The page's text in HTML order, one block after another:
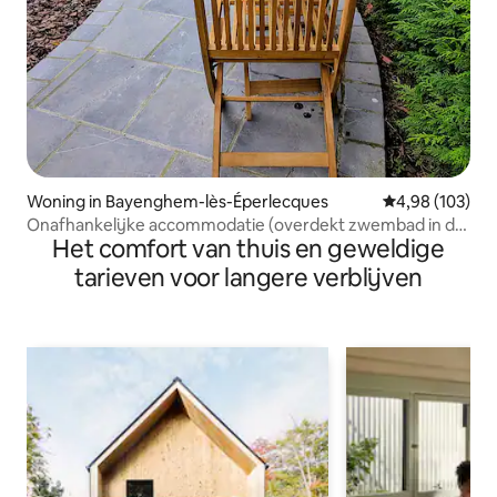
Woning in Bayenghem-lès-Éperlecques Gemiddelde
4,98 (103)
Onafhankelijke accommodatie (overdekt zwembad in de
zomer)
Het comfort van thuis en geweldige
tarieven voor langere verblijven